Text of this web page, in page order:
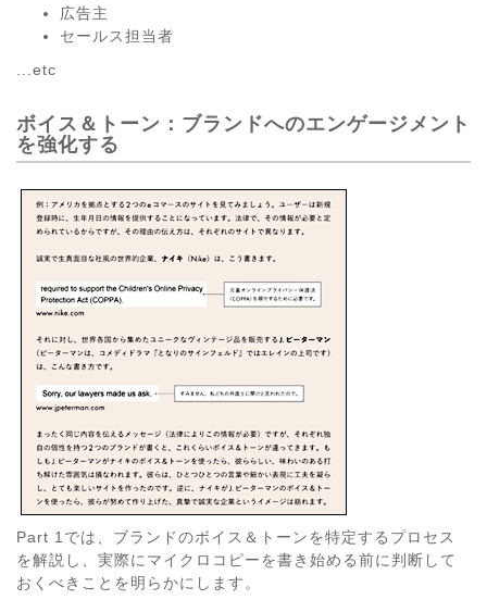
広告主
セールス担当者
...etc
ボイス＆トーン：ブランドへのエンゲージメント
を強化する
Part 1では、ブランドのボイス＆トーンを特定するプロセス
を解説し、実際にマイクロコピーを書き始める前に判断して
おくべきことを明らかにします。